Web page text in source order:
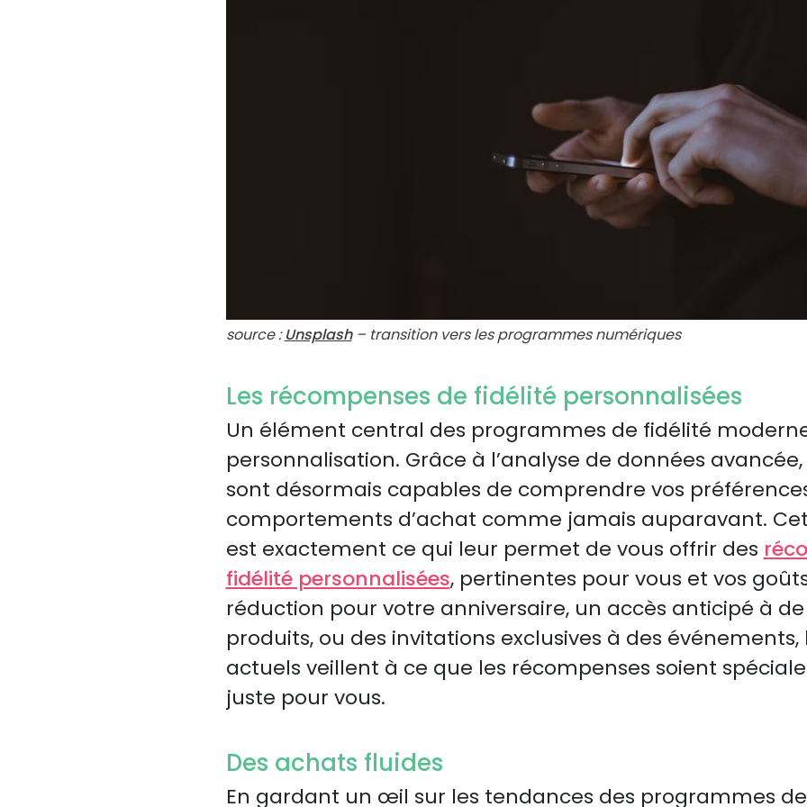
source :Unsplash– transition vers les programmes numériques
Les récompenses de fidélité personnalisées
Un élément central des programmes de fidélité
personnalisation. Grâce à l’analyse de données
sont désormais capables de comprendre vos
comportements d’achat comme jamais auparavant.
est exactement ce qui leur permet de vous offrir des
fidélité personnalisées, pertinentes pour vous et vos
réduction pour votre anniversaire, un accès anticipé à
produits, ou des invitations exclusives à des
actuels veillent à ce que les récompenses soient
juste pour vous.
Des achats fluides
En gardant un œil sur les tendances des programmes